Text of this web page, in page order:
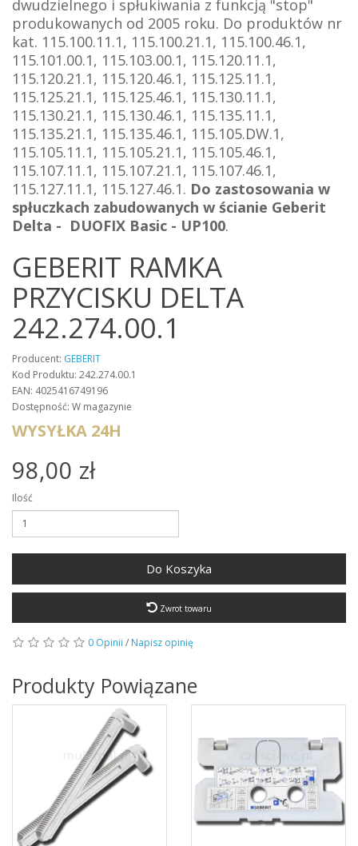
dwudzielnego i spłukiwania z funkcją "stop"
produkowanych od 2005 roku. Do produktów nr
kat. 115.100.11.1, 115.100.21.1, 115.100.46.1,
115.101.00.1, 115.103.00.1, 115.120.11.1,
115.120.21.1, 115.120.46.1, 115.125.11.1,
115.125.21.1, 115.125.46.1, 115.130.11.1,
115.130.21.1, 115.130.46.1, 115.135.11.1,
115.135.21.1, 115.135.46.1, 115.105.DW.1,
115.105.11.1, 115.105.21.1, 115.105.46.1,
115.107.11.1, 115.107.21.1, 115.107.46.1,
115.127.11.1, 115.127.46.1. Do zastosowania w
spłuczkach zabudowanych w ścianie Geberit
Delta - DUOFIX Basic - UP100.
GEBERIT RAMKA
PRZYCISKU DELTA
242.274.00.1
Producent: GEBERIT
Kod Produktu: 242.274.00.1
EAN: 4025416749196
Dostępność: W magazynie
WYSYŁKA 24H
98,00 zł
Ilość
Do Koszyka
Zwrot towaru
0 Opinii / Napisz opinię
Produkty Powiązane